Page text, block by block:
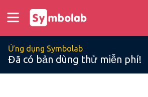
Ứng dụng Symbolab
Đã có bản dùng thử miễn phí!